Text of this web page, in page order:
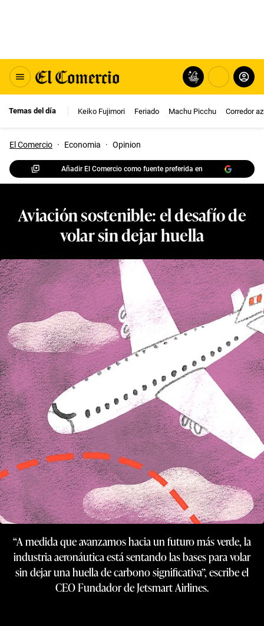
Temas del día Keiko Fujimori Feriado Machu Picchu Corredor
El Comercio · Economia · Opinion
Añadir El Comercio como fuente preferida en
Aviación sostenible: el desafío de
volar sin dejar huella
“A medida que avanzamos hacia un futuro más verde, la
industria aeronáutica está sentando las bases para volar
sin dejar una huella de carbono significativa”, escribe el
CEO Fundador de Jetsmart Airlines.